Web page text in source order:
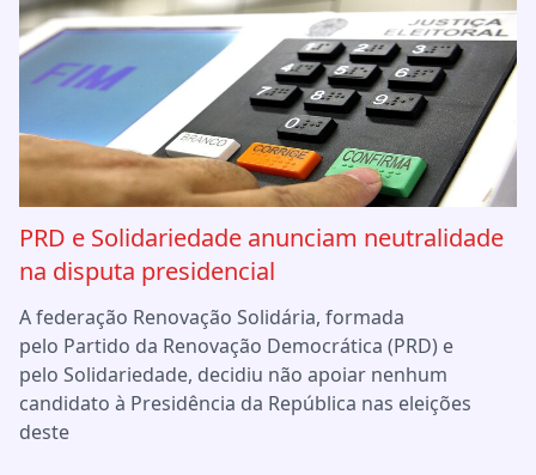
PRD e Solidariedade anunciam neutralidade
na disputa presidencial
A federação Renovação Solidária, formada
pelo Partido da Renovação Democrática (PRD) e
pelo Solidariedade, decidiu não apoiar nenhum
candidato à Presidência da República nas eleições
deste